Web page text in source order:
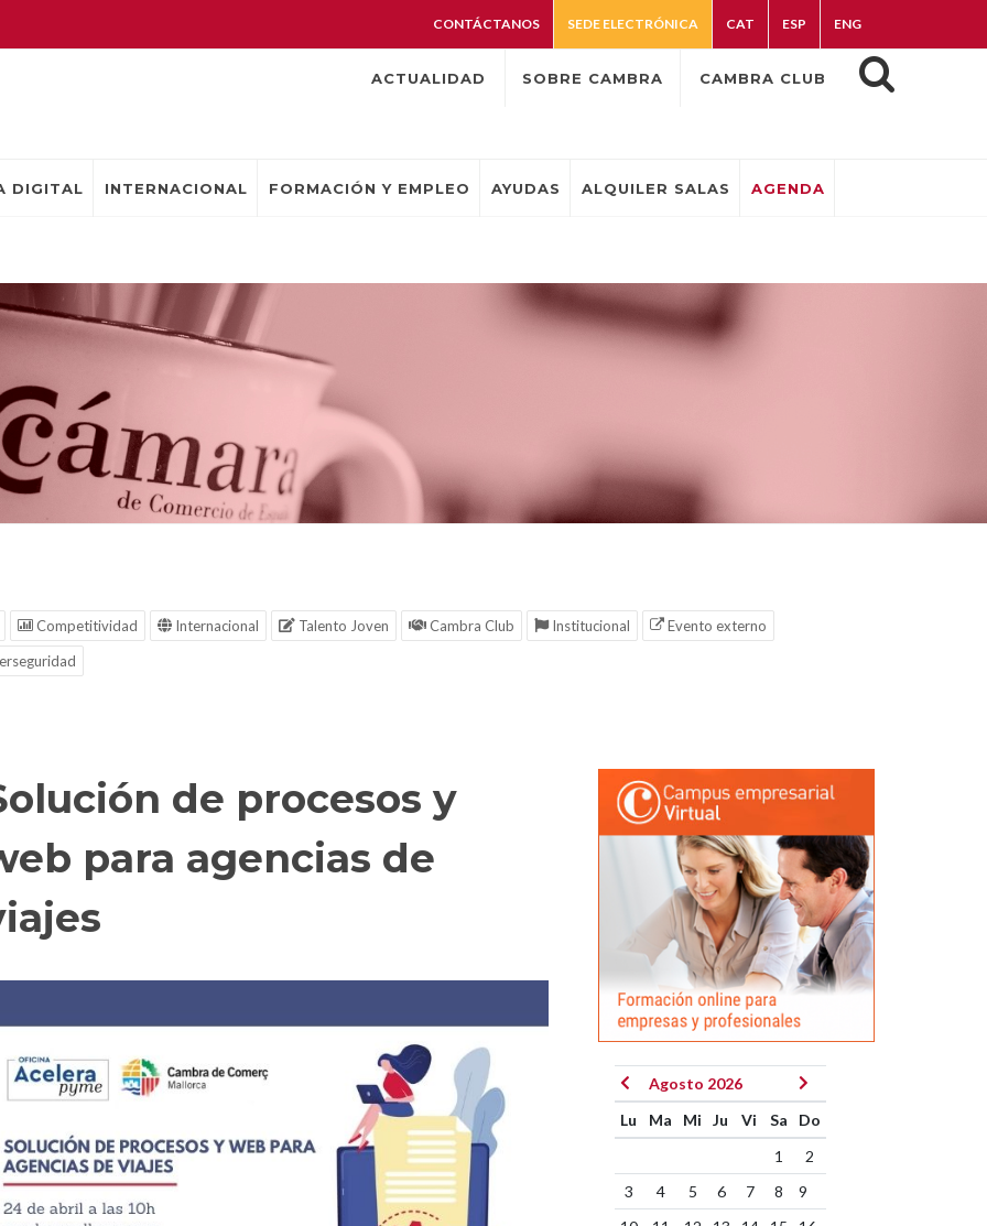
CONTÁCTANOS SEDE ELECTRÓNICA CAT ESP ENG
ACTUALIDAD SOBRE CAMBRA CAMBRA CLUB
DIGITAL INTERNACIONAL FORMACIÓN Y EMPLEO AYUDAS ALQUILER SALAS AGENDA
Competitividad Internacional Talento Joven Cambra Club Institucional
Evento externo
de procesos y
para agencias de
Agosto 2026
Lu
Ma Mi Ju Vi Sa
Do
1
2
3
4 5 6 7 8
9